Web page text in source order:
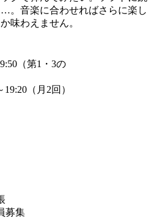
。音楽に合わせればさらに楽し
味わえません。
（第1・3の
19:20（月2回）
募集